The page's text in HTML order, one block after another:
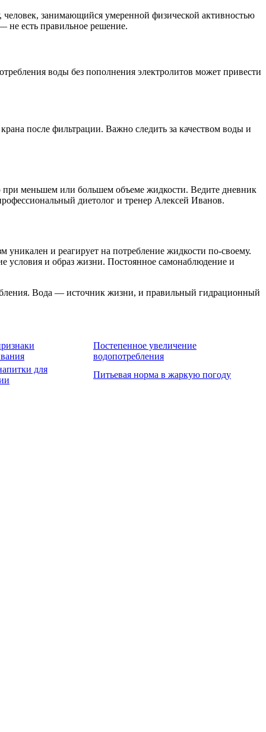
человек, занимающийся умеренной физической активностью
не есть правильное решение.
воды без пополнения электролитов может привести
после фильтрации. Важно следить за качеством воды и
при меньшем или большем объеме жидкости. Ведите дневник
диетолог и тренер Алексей Иванов.
и реагирует на потребление жидкости по-своему.
условия и образ жизни. Постоянное самонаблюдение и
Вода — источник жизни, и правильный гидрационный
Постепенное увеличение
водопотребления
для
Питьевая норма в жаркую погоду